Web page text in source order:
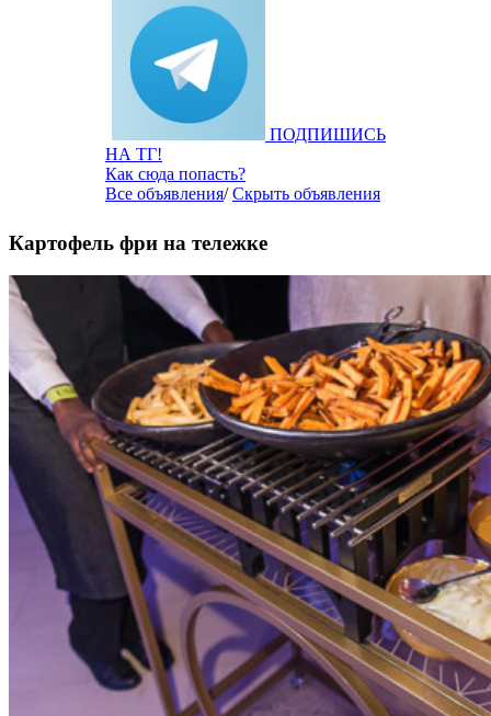
ПОДПИШИСЬ
НА ТГ!
Как сюда попасть?
Все объявления/Скрыть объявления
Картофель фри на тележке